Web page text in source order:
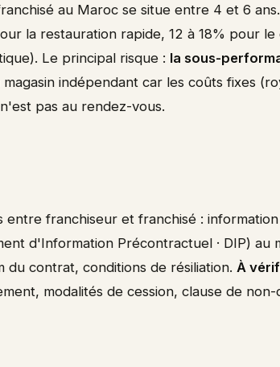
au Maroc se situe entre 4 et 6
la restauration rapide, 12 à 18% pour le
Le principal risque : la sous-
indépendant car les coûts fixes
pas au rendez-vous.
entre franchiseur et franchisé : information
d'Information Précontractuel · DIP) au
du contrat, conditions de résiliation. À
modalités de cession, clause de